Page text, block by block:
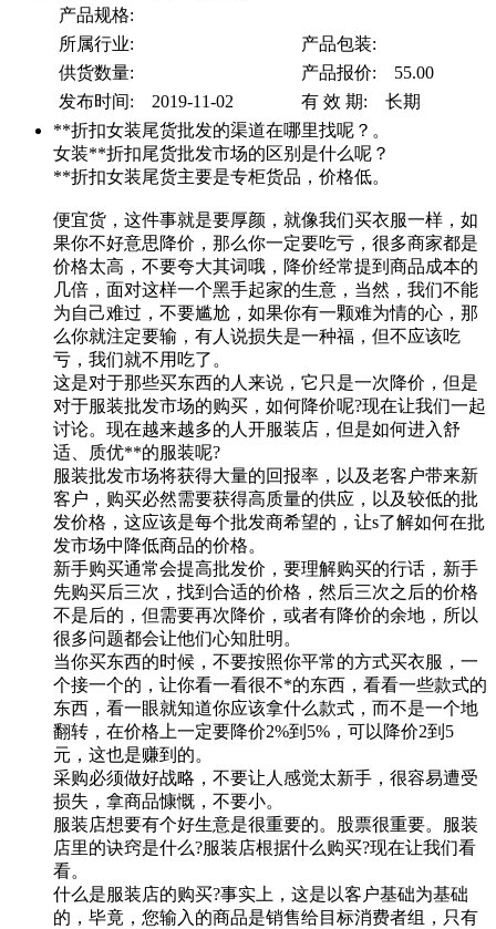
产品规格:
所属行业:
产品包装:
供货数量:
产品报价: 55.00
发布时间: 2019-11-02
有 效 期: 长期
**折扣女装尾货批发的渠道在哪里找呢？。
女装**折扣尾货批发市场的区别是什么呢？
**折扣女装尾货主要是专柜货品，价格低。
便宜货，这件事就是要厚颜，就像我们买衣服一样，如
果你不好意思降价，那么你一定要吃亏，很多商家都是
价格太高，不要夸大其词哦，降价经常提到商品成本的
几倍，面对这样一个黑手起家的生意，当然，我们不能
为自己难过，不要尴尬，如果你有一颗难为情的心，那
么你就注定要输，有人说损失是一种福，但不应该吃
亏，我们就不用吃了。
这是对于那些买东西的人来说，它只是一次降价，但是
对于服装批发市场的购买，如何降价呢?现在让我们一起
讨论。现在越来越多的人开服装店，但是如何进入舒
适、质优**的服装呢?
服装批发市场将获得大量的回报率，以及老客户带来新
客户，购买必然需要获得高质量的供应，以及较低的批
发价格，这应该是每个批发商希望的，让s了解如何在批
发市场中降低商品的价格。
新手购买通常会提高批发价，要理解购买的行话，新手
先购买后三次，找到合适的价格，然后三次之后的价格
不是后的，但需要再次降价，或者有降价的余地，所以
很多问题都会让他们心知肚明。
当你买东西的时候，不要按照你平常的方式买衣服，一
个接一个的，让你看一看很不*的东西，看看一些款式的
东西，看一眼就知道你应该拿什么款式，而不是一个地
翻转，在价格上一定要降价2%到5%，可以降价2到5
元，这也是赚到的。
采购必须做好战略，不要让人感觉太新手，很容易遭受
损失，拿商品慷慨，不要小。
服装店想要有个好生意是很重要的。股票很重要。服装
店里的诀窍是什么?服装店根据什么购买?现在让我们看
看。
什么是服装店的购买?事实上，这是以客户基础为基础
的，毕竟，您输入的商品是销售给目标消费者组，只有